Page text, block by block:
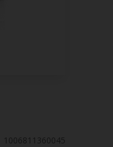
1006811360045